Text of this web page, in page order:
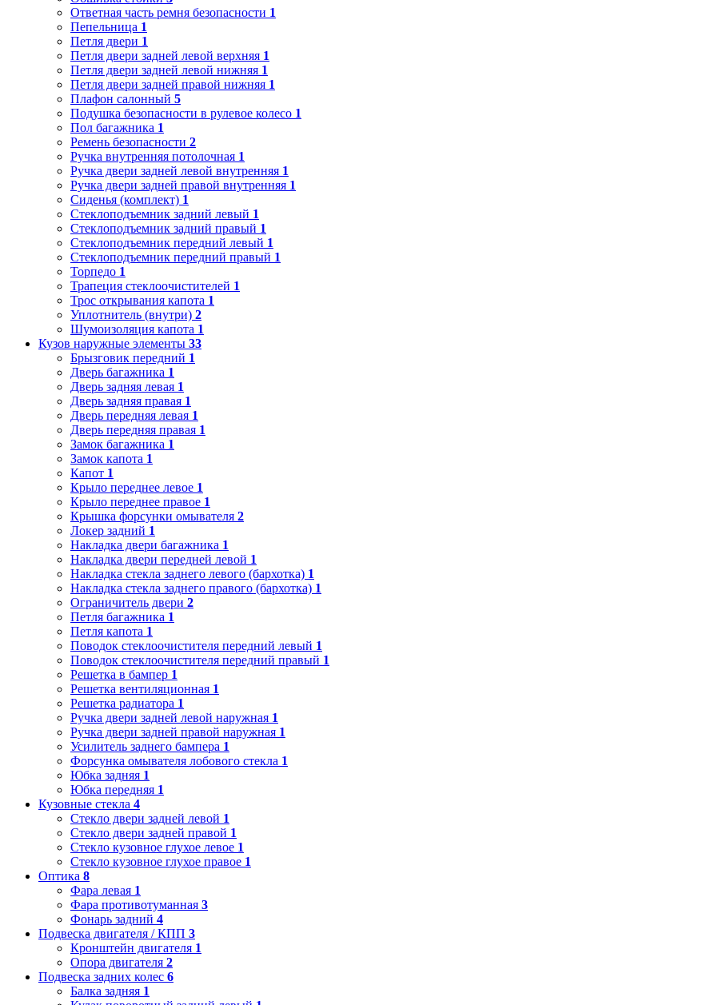
Ответная часть ремня безопасности 1
Пепельница 1
Петля двери 1
Петля двери задней левой верхняя 1
Петля двери задней левой нижняя 1
Петля двери задней правой нижняя 1
Плафон салонный 5
Подушка безопасности в рулевое колесо 1
Пол багажника 1
Ремень безопасности 2
Ручка внутренняя потолочная 1
Ручка двери задней левой внутренняя 1
Ручка двери задней правой внутренняя 1
Сиденья (комплект) 1
Стеклоподъемник задний левый 1
Стеклоподъемник задний правый 1
Стеклоподъемник передний левый 1
Стеклоподъемник передний правый 1
Торпедо 1
Трапеция стеклоочистителей 1
Трос открывания капота 1
Уплотнитель (внутри) 2
Шумоизоляция капота 1
Кузов наружные элементы 33
Брызговик передний 1
Дверь багажника 1
Дверь задняя левая 1
Дверь задняя правая 1
Дверь передняя левая 1
Дверь передняя правая 1
Замок багажника 1
Замок капота 1
Капот 1
Крыло переднее левое 1
Крыло переднее правое 1
Крышка форсунки омывателя 2
Локер задний 1
Накладка двери багажника 1
Накладка двери передней левой 1
Накладка стекла заднего левого (бархотка) 1
Накладка стекла заднего правого (бархотка) 1
Ограничитель двери 2
Петля багажника 1
Петля капота 1
Поводок стеклоочистителя передний левый 1
Поводок стеклоочистителя передний правый 1
Решетка в бампер 1
Решетка вентиляционная 1
Решетка радиатора 1
Ручка двери задней левой наружная 1
Ручка двери задней правой наружная 1
Усилитель заднего бампера 1
Форсунка омывателя лобового стекла 1
Юбка задняя 1
Юбка передняя 1
Кузовные стекла 4
Стекло двери задней левой 1
Стекло двери задней правой 1
Стекло кузовное глухое левое 1
Стекло кузовное глухое правое 1
Оптика 8
Фара левая 1
Фара противотуманная 3
Фонарь задний 4
Подвеска двигателя / КПП 3
Кронштейн двигателя 1
Опора двигателя 2
Подвеска задних колес 6
Балка задняя 1